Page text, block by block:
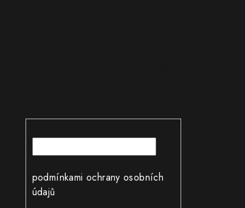
podmínkami ochrany osobních
údajů